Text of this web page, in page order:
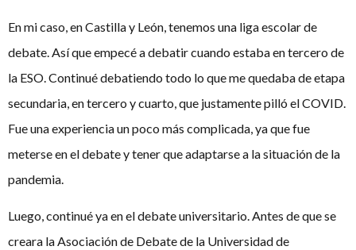
En mi caso, en Castilla y León, tenemos una liga escolar de
debate. Así que empecé a debatir cuando estaba en tercero de
la ESO. Continué debatiendo todo lo que me quedaba de etapa
secundaria, en tercero y cuarto, que justamente pilló el COVID.
Fue una experiencia un poco más complicada, ya que fue
meterse en el debate y tener que adaptarse a la situación de la
pandemia.
Luego, continué ya en el debate universitario. Antes de que se
creara la Asociación de Debate de la Universidad de